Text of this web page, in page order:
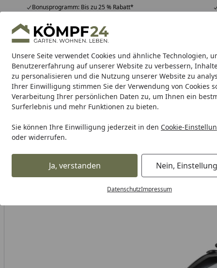
Unsere Seite verwendet Cookies und ähnliche Technologien,
Benutzererfahrung auf unserer Website zu verbessern,
zu personalisieren und die Nutzung unserer Website zu
Ihrer Einwilligung stimmen Sie der Verwendung von Cookies
Verarbeitung Ihrer persönlichen Daten zu, um Ihnen ein
Surferlebnis und mehr Funktionen zu bieten.
Sie können Ihre Einwilligung jederzeit in den Cookie-
oder widerrufen.
Ja, verstanden Nein,
DatenschutzImpressum
Bonusprogramm: Bis zu 25 % Rabatt*
Hotline07051 / 9 22 22
Mo-Fr. 8-16 Uhr 25.948 Bewertungen
Alle Produkte
Alle ProdukteHighlights Tipps & Tricks
Shad Tankhalterung Gepäck Topcase
Karibu Pools inkl.
Dein Traumpool im Sorglos-
Gepäck SHAD 4P Befestigungssystem